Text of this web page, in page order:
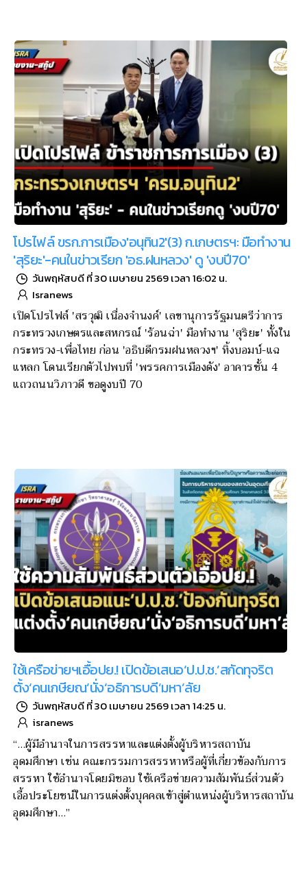
โปรไฟล์ ขรก.การเมือง'อนุทิน2'(3) ก.เกษตรฯ: มือทำงาน
'สุริยะ'-คนในข่าวเรียก 'อธ.ฝนหลวง' ดู 'งบปี70'
วันพฤหัสบดี ที่ 30 เมษายน 2569 เวลา 16:02 น.
Isranews
เปิดโปรไฟล์ 'สรวุฒิ เนื่องจำนงค์' เลขานุการรัฐมนตรีว่าการ
กระทรวงเกษตรและสหกรณ์ 'ร้อนฉ่า' มือทำงาน 'สุริยะ' ทั้งใน
กระทรวง-เพื่อไทย ก่อน 'อธิบดีกรมฝนหลวงฯ' ทิ้งบอมบ์-แฉ
แหลก โดนเรียกตัวไปพบที่ 'พรรคการเมืองดัง' อาคารชั้น 4
แถวถนนวิภาวดี ขอดูงบปี 70
ใช้เครือข่ายฯเอื้อปย.! เปิดข้อเสนอ‘ป.ป.ช.’สกัดทุจริต
ตั้ง‘คนเกษียณ’นั่ง‘อธิการบดี’มหา’ลัย
วันพฤหัสบดี ที่ 30 เมษายน 2569 เวลา 14:25 น.
isranews
“…ผู้มีอำนาจในการสรรหาและแต่งตั้งผู้บริหารสถาบัน
อุดมศึกษา เช่น คณะกรรมการสรรหาหรือผู้ที่เกี่ยวข้องกับการ
สรรหา ใช้อำนาจโดยมิชอบ ใช้เครือข่ายความสัมพันธ์ส่วนตัว
เอื้อประโยชน์ในการแต่งตั้งบุคคลเข้าสู่ตำแหน่งผู้บริหารสถาบัน
อุดมศึกษา…”